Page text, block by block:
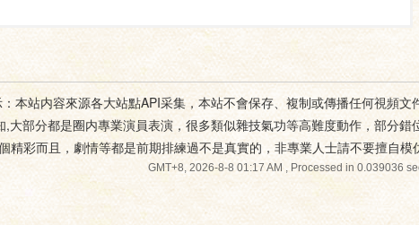
本站内容來源各大站點API采集，本站不會保存、複制或傳播任何視頻文
部分都是圈内專業演員表演，很多類似雜技氣功等高難度動作，部分錯
精彩而且，劇情等都是前期排練過不是真實的，非專業人士請不要擅自模
GMT+8, 2026-8-8 01:17 AM, Processed in 0.039036